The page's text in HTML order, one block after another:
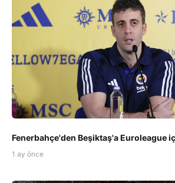
Fenerbahçe'den Beşiktaş'a Euroleague
1 ay önce